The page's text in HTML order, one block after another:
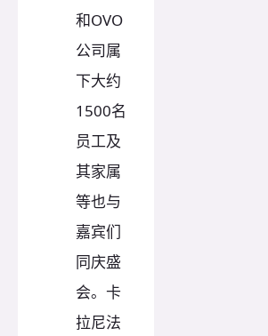
和OVO
公司属
下大约
1500名
员工及
其家属
等也与
嘉宾们
同庆盛
会。卡
拉尼法